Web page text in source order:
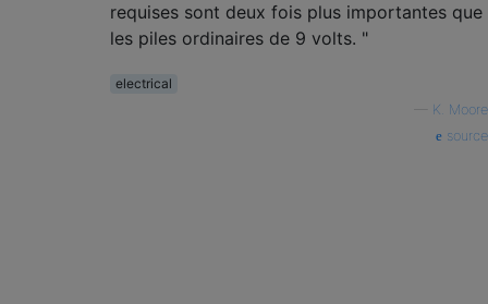
requises sont deux fois plus importantes que
les piles ordinaires de 9 volts. "
electrical
K. Moore
source